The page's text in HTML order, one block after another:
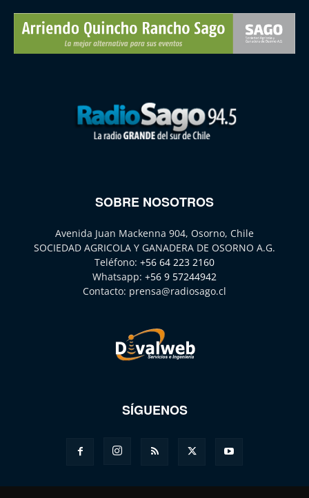
SOBRE NOSOTROS
Avenida Juan Mackenna 904, Osorno, Chile
SOCIEDAD AGRICOLA Y GANADERA DE OSORNO A.G.
Teléfono: +56 64 223 2160
Whatsapp: +56 9 57244942
Contacto: prensa@radiosago.cl
SÍGUENOS